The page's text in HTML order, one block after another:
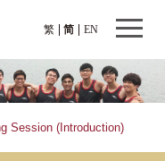
繁 EN
简
Session (Introduction)